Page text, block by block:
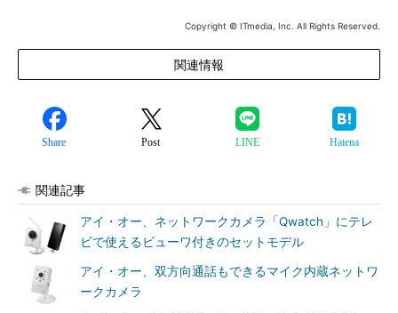
Copyright © ITmedia, Inc. All Rights Reserved.
関連情報
Share Post LINE Hatena
関連記事
アイ・オー、ネットワークカメラ「Qwatch」にテレ
ビで使えるビューワ付きのセットモデル
アイ・オー、双方向通話もできるマイク内蔵ネットワ
ークカメラ